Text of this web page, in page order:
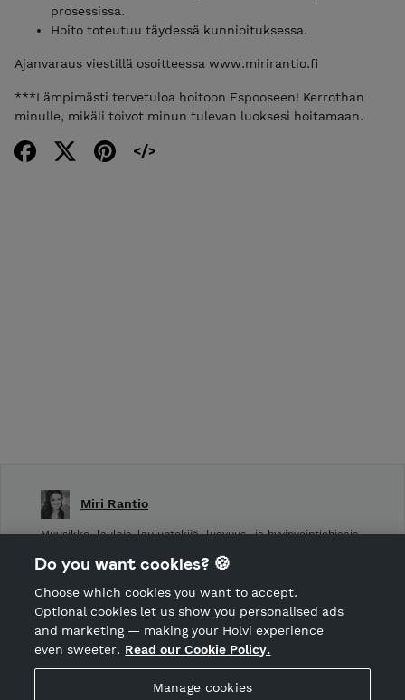
prosessissa.
Hoito toteutuu täydessä kunnioituksessa.
Ajanvaraus viestillä osoitteessa www.mirirantio.fi
***Lämpimästi tervetuloa hoitoon Espooseen! Kerrothan
minulle, mikäli toivot minun tulevan luoksesi hoitamaan.
Hosted by Holvi
Holvi Payment Services Ltd is regulated by the Financial
Miri Rantio
Muusikko, laulaja-lauluntekijä, luovuus- ja hyvinvointiohjaaja
Shop Terms and Conditions
CANCEL ORDER
Do you want cookies? 🍪
Choose which cookies you want to accept.
Optional cookies let us show you personalised ads
and marketing — making your Holvi experience
even sweeter. Read our Cookie Policy.
Manage cookies